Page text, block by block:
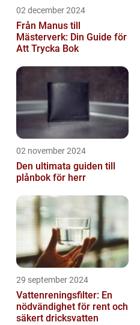
02 december 2024
Från Manus till
Mästerverk: Din Guide för
Att Trycka Bok
02 november 2024
Den ultimata guiden till
plånbok för herr
29 september 2024
Vattenreningsfilter: En
nödvändighet för rent och
säkert dricksvatten